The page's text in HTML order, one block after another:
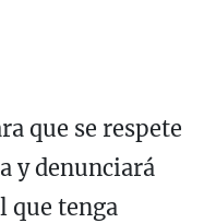
que se respete
y denunciará
que tenga